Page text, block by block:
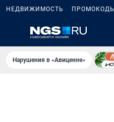
НЕДВИЖИМОСТЬ ПРОМОКОДЫ
Нарушения в «Авиценне»